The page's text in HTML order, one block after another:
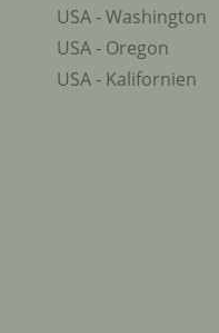
USA - Washington
USA - Oregon
USA - Kalifornien